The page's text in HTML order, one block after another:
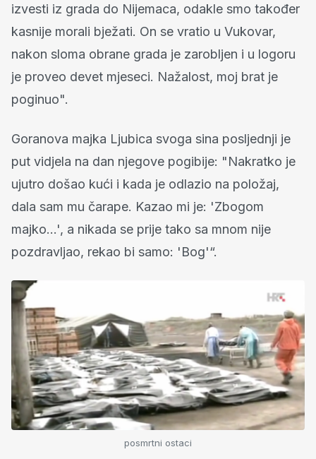
izvesti iz grada do Nijemaca, odakle smo također
kasnije morali bježati. On se vratio u Vukovar,
nakon sloma obrane grada je zarobljen i u logoru
je proveo devet mjeseci. Nažalost, moj brat je
poginuo".
Goranova majka Ljubica svoga sina posljednji je
put vidjela na dan njegove pogibije: "Nakratko je
ujutro došao kući i kada je odlazio na položaj,
dala sam mu čarape. Kazao mi je: 'Zbogom
majko…', a nikada se prije tako sa mnom nije
pozdravljao, rekao bi samo: 'Bog'“.
posmrtni ostaci